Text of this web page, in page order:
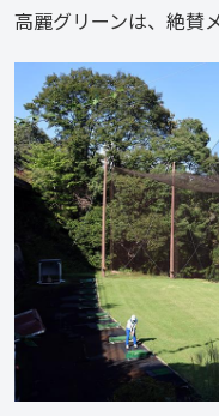
高麗グリーンは、絶賛